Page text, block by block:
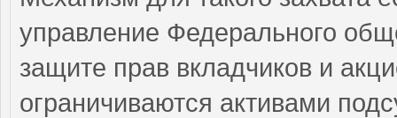
управление Федерального
защите прав вкладчиков и
ограничиваются активами